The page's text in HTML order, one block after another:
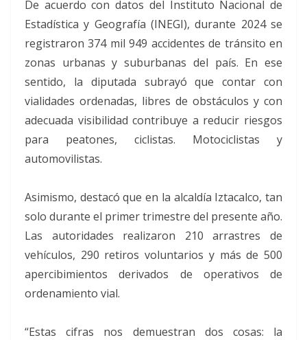
De acuerdo con datos del Instituto Nacional de
Estadística y Geografía (INEGI), durante 2024 se
registraron 374 mil 949 accidentes de tránsito en
zonas urbanas y suburbanas del país. En ese
sentido, la diputada subrayó que contar con
vialidades ordenadas, libres de obstáculos y con
adecuada visibilidad contribuye a reducir riesgos
para peatones, ciclistas. Motociclistas y
automovilistas.
Asimismo, destacó que en la alcaldía Iztacalco, tan
solo durante el primer trimestre del presente año.
Las autoridades realizaron 210 arrastres de
vehículos, 290 retiros voluntarios y más de 500
apercibimientos derivados de operativos de
ordenamiento vial.
“Estas cifras nos demuestran dos cosas: la